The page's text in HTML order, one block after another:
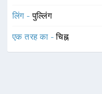
लिंग -पुल्लिंग
एक तरह का -चिह्न